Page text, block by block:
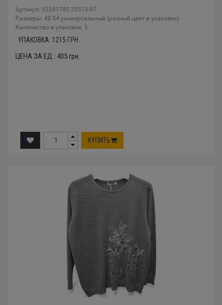
Артикул: 53241780 25515-97
Размеры: 48-54 универсальный (разный цвет в упаковке)
Количество в упаковке: 3
УПАКОВКА: 1215 ГРН.
ЦЕНА ЗА ЕД.: 405грн.
КУПИТЬ